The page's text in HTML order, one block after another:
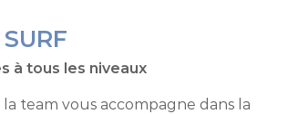
à tous les niveaux
team vous accompagne dans la